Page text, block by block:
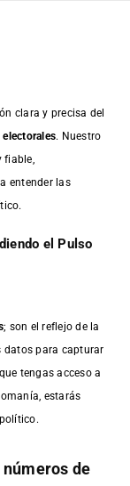
clara y precisa del
electorales. Nuestro
fiable,
entender las
el Pulso
; son el reflejo de la
datos para capturar
tengas acceso a
estarás
de